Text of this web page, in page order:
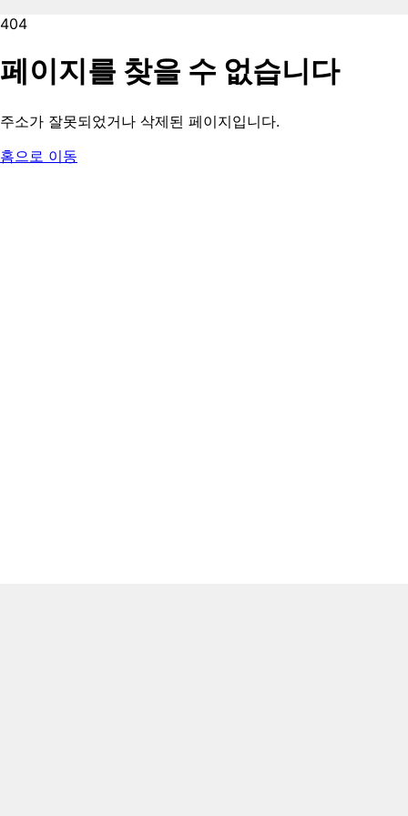
404
페이지를 찾을 수 없습니다
주소가 잘못되었거나 삭제된 페이지입니다.
홈으로 이동